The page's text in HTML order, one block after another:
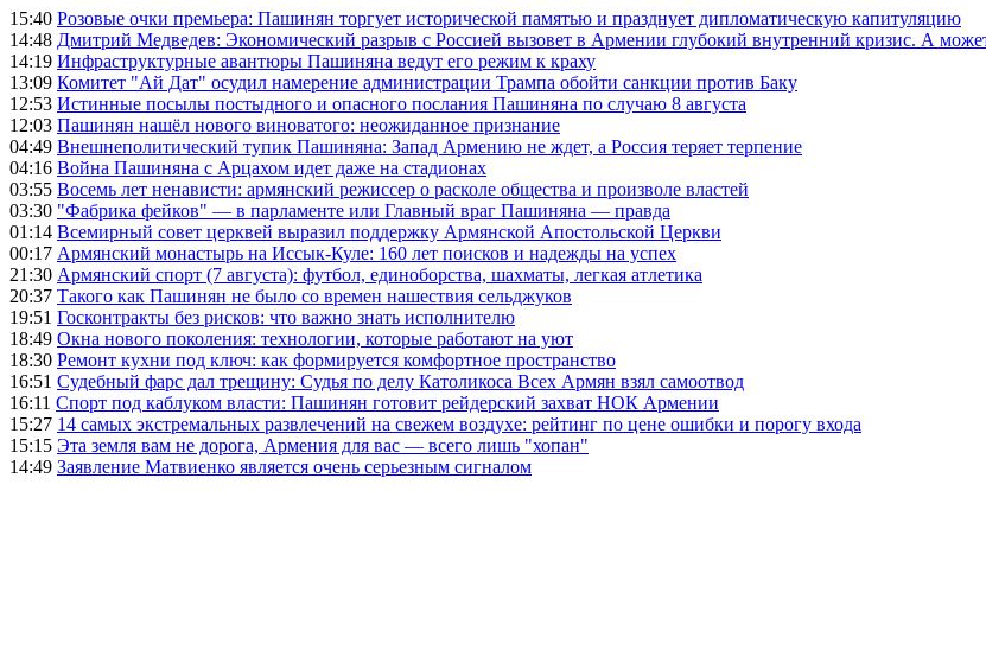
15:40 Розовые очки премьера: Пашинян торгует исторической памятью и празднует дипломатическую капитуляцию
14:48 Дмитрий Медведев: Экономический разрыв с Россией вызовет в Армении глубокий внутренний кризис. А
14:19 Инфраструктурные авантюры Пашиняна ведут его режим к краху
13:09 Комитет "Ай Дат" осудил намерение администрации Трампа обойти санкции против Баку
12:53 Истинные посылы постыдного и опасного послания Пашиняна по случаю 8 августа
12:03 Пашинян нашёл нового виноватого: неожиданное признание
04:49 Внешнеполитический тупик Пашиняна: Запад Армению не ждет, а Россия теряет терпение
04:16 Война Пашиняна с Арцахом идет даже на стадионах
03:55 Восемь лет ненависти: армянский режиссер о расколе общества и произволе властей
03:30 "Фабрика фейков" — в парламенте или Главный враг Пашиняна — правда
01:14 Всемирный совет церквей выразил поддержку Армянской Апостольской Церкви
00:17 Армянский монастырь на Иссык-Куле: 160 лет поисков и надежды на успех
21:30 Армянский спорт (7 августа): футбол, единоборства, шахматы, легкая атлетика
20:37 Такого как Пашинян не было со времен нашествия сельджуков
19:51 Госконтракты без рисков: что важно знать исполнителю
18:49 Окна нового поколения: технологии, которые работают на уют
18:30 Ремонт кухни под ключ: как формируется комфортное пространство
16:51 Судебный фарс дал трещину: Судья по делу Католикоса Всех Армян взял самоотвод
16:11 Спорт под каблуком власти: Пашинян готовит рейдерский захват НОК Армении
15:27 14 самых экстремальных развлечений на свежем воздухе: рейтинг по цене ошибки и порогу входа
15:15 Эта земля вам не дорога, Армения для вас — всего лишь "хопан"
14:49 Заявление Матвиенко является очень серьезным сигналом